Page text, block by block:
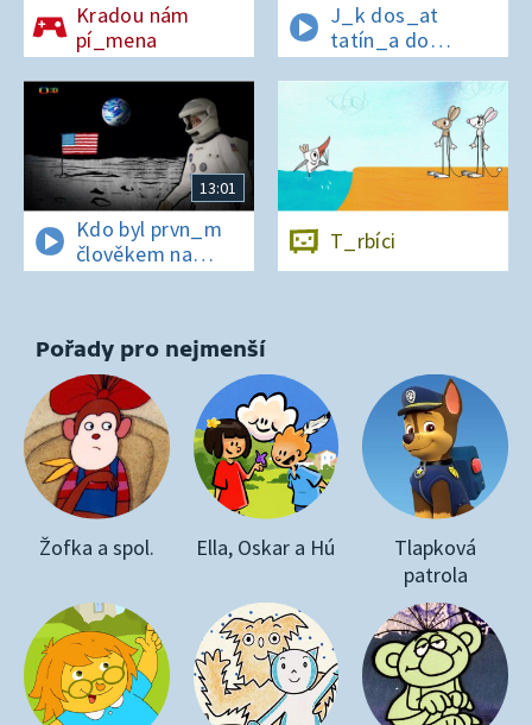
Kradou nám
pí_mena
J_k dos_at
tatín_a do
polepš_vny
13:01
Kdo byl prvn_m
člověkem na
Měs_ci?
T_rbíci
Pořady pro nejmenší
Žofka a spol. Ella, Oskar a Hú
Tlapková
patrola